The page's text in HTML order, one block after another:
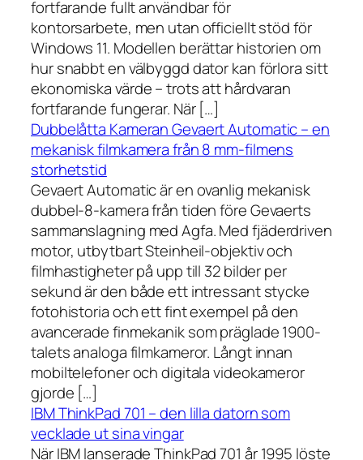
fortfarande fullt användbar för
kontorsarbete, men utan officiellt stöd för
Windows 11. Modellen berättar historien om
hur snabbt en välbyggd dator kan förlora sitt
ekonomiska värde – trots att hårdvaran
fortfarande fungerar. När […]
Dubbelåtta Kameran Gevaert Automatic – en
mekanisk filmkamera från 8 mm-filmens
storhetstid
Gevaert Automatic är en ovanlig mekanisk
dubbel-8-kamera från tiden före Gevaerts
sammanslagning med Agfa. Med fjäderdriven
motor, utbytbart Steinheil-objektiv och
filmhastigheter på upp till 32 bilder per
sekund är den både ett intressant stycke
fotohistoria och ett fint exempel på den
avancerade finmekanik som präglade 1900-
talets analoga filmkameror. Långt innan
mobiltelefoner och digitala videokameror
gjorde […]
IBM ThinkPad 701 – den lilla datorn som
vecklade ut sina vingar
När IBM lanserade ThinkPad 701 år 1995 löste